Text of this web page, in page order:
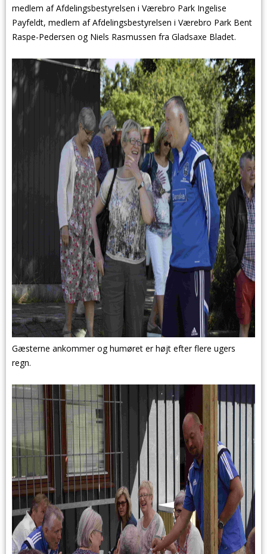
medlem af Afdelingsbestyrelsen i Værebro Park Ingelise
Payfeldt, medlem af Afdelingsbestyrelsen i Værebro Park Bent
Raspe-Pedersen og Niels Rasmussen fra Gladsaxe Bladet.
Gæsterne ankommer og humøret er højt efter flere ugers
regn.